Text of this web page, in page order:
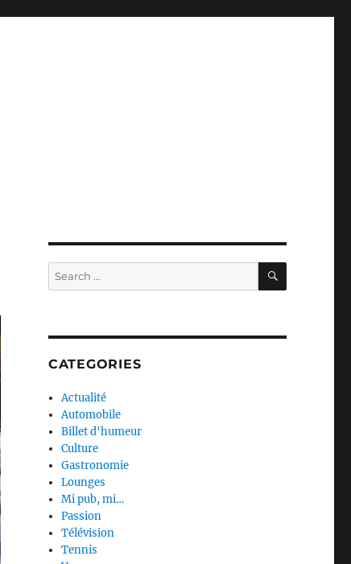
Search
for:
SEARCH
CATEGORIES
Actualité
Automobile
Billet d'humeur
Culture
Gastronomie
Lounges
Mi pub, mi…
Passion
Télévision
Tennis